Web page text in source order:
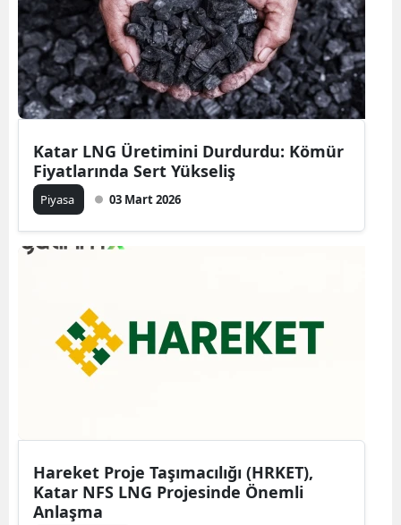
Katar LNG Üretimini Durdurdu: Kömür
Fiyatlarında Sert Yükseliş
Piyasa 03 Mart 2026
Hareket Proje Taşımacılığı (HRKET),
Katar NFS LNG Projesinde Önemli
Anlaşma